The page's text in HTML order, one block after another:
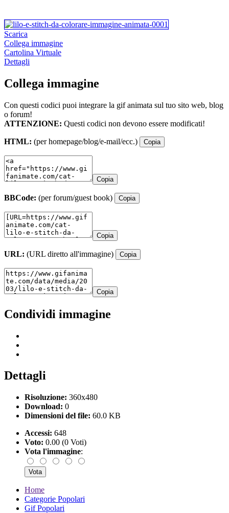
Scarica
Collega immagine
Cartolina Virtuale
Dettagli
Collega immagine
Con questi codici puoi integrare la gif animata sul tuo sito web, blog
o forum!
ATTENZIONE: Questi codici non devono essere modificati!
HTML: (per homepage/blog/e-mail/ecc.) Copia
Copia
BBCode: (per forum/guest book) Copia
Copia
URL: (URL diretto all'immagine) Copia
Copia
Condividi immagine
Dettagli
Risoluzione: 360x480
Download: 0
Dimensioni del file: 60.0 KB
Accessi: 648
Voto: 0.00 (0 Voti)
Vota l'immagine:
Home
Categorie Popolari
Gif Popolari